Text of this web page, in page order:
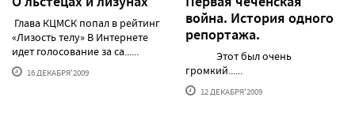
Глава КЦМСК попал в рейтинг
«Лизость телу» В Интернете
идет голосование за са......
16 ДЕКАБРЯ'2009
война. История одного
репортажа.
Этот был очень
громкий......
12 ДЕКАБРЯ'2009